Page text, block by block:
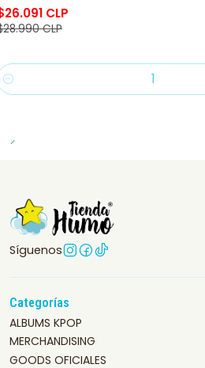
CLP
CLP
Síguenos
Categorías
ALBUMS KPOP
MERCHANDISING
GOODS OFICIALES